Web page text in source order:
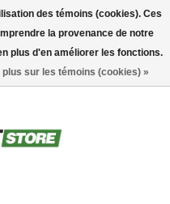
des témoins (cookies). Ces
la provenance de notre
plus d'en améliorer les fonctions.
plus sur les témoins (cookies) »